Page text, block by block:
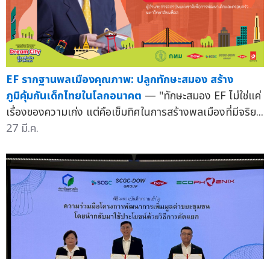
EF รากฐานพลเมืองคุณภาพ: ปลูกทักษะสมอง สร้าง
ภูมิคุ้มกันเด็กไทยในโลกอนาคต — "ทักษะสมอง EF ไม่ใช่แค่
เรื่องของความเก่ง แต่คือเข็มทิศในการสร้างพลเมืองที่มีจริย...
27 มี.ค.